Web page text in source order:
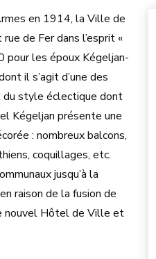
en 1914, la Ville de
de Fer dans l’esprit «
pour les époux Kégeljan-
il s’agit d’une des
du style éclectique dont
Kégeljan présente une
: nombreux balcons,
coquillages, etc.
jusqu’à la
raison de la fusion de
nouvel Hôtel de Ville et